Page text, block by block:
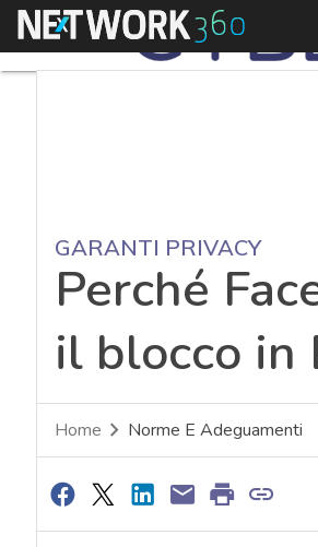
Menu
GARANTI PRIVACY
Perché
il blocco in
Home Norme E Adeguamenti